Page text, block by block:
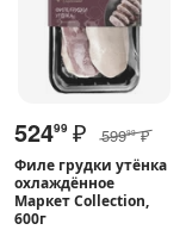
52499 ₽ 59999 ₽
Филе грудки утёнка
охлаждённое
Маркет Collection,
600г